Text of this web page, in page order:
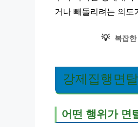
거나 빼돌리려는 의도
💡 복잡
강제집행면
어떤 행위가 면